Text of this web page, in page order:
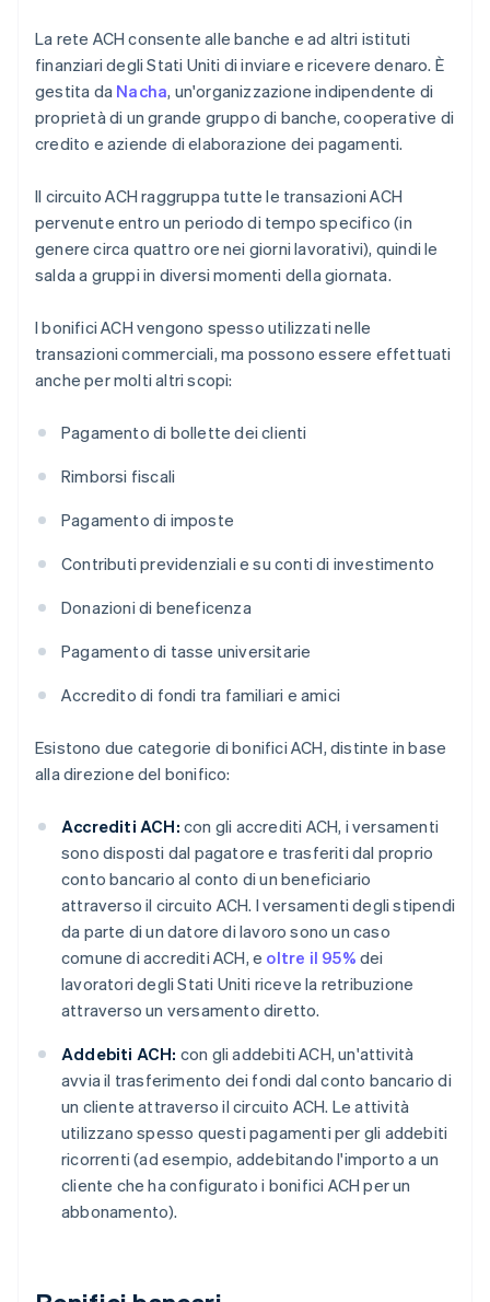
La rete ACH consente alle banche e ad altri istituti
finanziari degli Stati Uniti di inviare e ricevere denaro. È
gestita da Nacha, un'organizzazione indipendente di
proprietà di un grande gruppo di banche, cooperative di
credito e aziende di elaborazione dei pagamenti.
Il circuito ACH raggruppa tutte le transazioni ACH
pervenute entro un periodo di tempo specifico (in
genere circa quattro ore nei giorni lavorativi), quindi le
salda a gruppi in diversi momenti della giornata.
I bonifici ACH vengono spesso utilizzati nelle
transazioni commerciali, ma possono essere effettuati
anche per molti altri scopi:
Pagamento di bollette dei clienti
Rimborsi fiscali
Pagamento di imposte
Contributi previdenziali e su conti di investimento
Donazioni di beneficenza
Pagamento di tasse universitarie
Accredito di fondi tra familiari e amici
Esistono due categorie di bonifici ACH, distinte in base
alla direzione del bonifico:
Accrediti ACH: con gli accrediti ACH, i versamenti
sono disposti dal pagatore e trasferiti dal proprio
conto bancario al conto di un beneficiario
attraverso il circuito ACH. I versamenti degli stipendi
da parte di un datore di lavoro sono un caso
comune di accrediti ACH, e oltre il 95% dei
lavoratori degli Stati Uniti riceve la retribuzione
attraverso un versamento diretto.
Addebiti ACH: con gli addebiti ACH, un'attività
avvia il trasferimento dei fondi dal conto bancario di
un cliente attraverso il circuito ACH. Le attività
utilizzano spesso questi pagamenti per gli addebiti
ricorrenti (ad esempio, addebitando l'importo a un
cliente che ha configurato i bonifici ACH per un
abbonamento).